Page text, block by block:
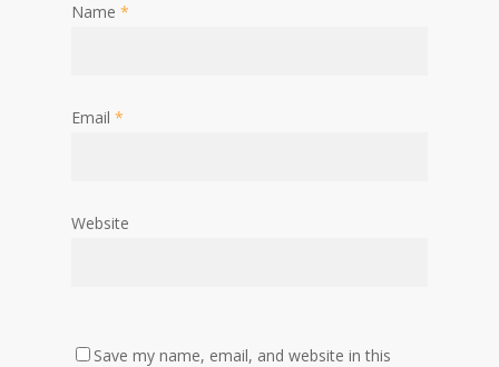
Name *
Email *
Website
Save my name, email, and website in this